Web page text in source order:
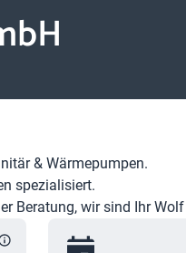
& Wärmepumpen.
spezialisiert.
Beratung, wir sind Ihr